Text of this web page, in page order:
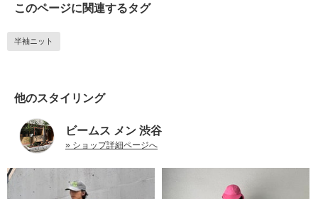
このページに関連するタグ
半袖ニット
他のスタイリング
ビームス メン 渋谷
» ショップ詳細ページへ